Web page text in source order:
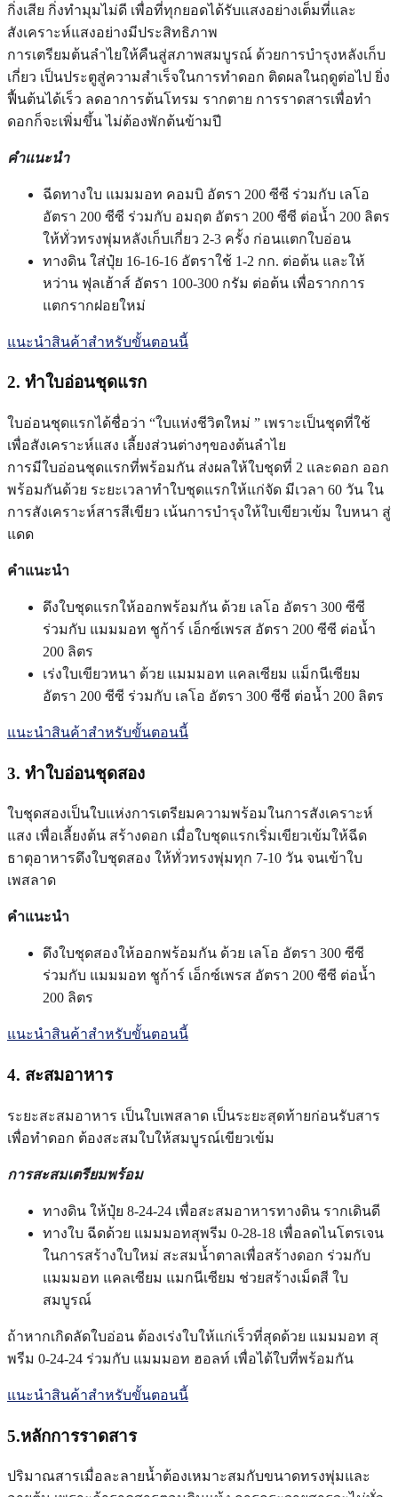
กิ่งเสีย กิ่งทำมุมไม่ดี เพื่อที่ทุกยอดได้รับแสงอย่างเต็มที่และ
สังเคราะห์แสงอย่างมีประสิทธิภาพ
การเตรียมต้นลำไยให้คืนสู่สภาพสมบูรณ์ ด้วยการบำรุงหลังเก็บ
เกี่ยว เป็นประตูสู่ความสำเร็จในการทำดอก ติดผลในฤดูต่อไป ยิ่ง
ฟื้นต้นได้เร็ว ลดอาการต้นโทรม รากตาย การราดสารเพื่อทำ
ดอกก็จะเพิ่มขึ้น ไม่ต้องพักต้นข้ามปี
คำแนะนำ
ฉีดทางใบ แมมมอท คอมบิ อัตรา 200 ซีซี ร่วมกับ เลโอ
อัตรา 200 ซีซี ร่วมกับ อมฤต อัตรา 200 ซีซี ต่อน้ำ 200 ลิตร
ให้ทั่วทรงพุ่มหลังเก็บเกี่ยว 2-3 ครั้ง ก่อนแตกใบอ่อน
ทางดิน ใส่ปุ๋ย 16-16-16 อัตราใช้ 1-2 กก. ต่อต้น และให้
หว่าน ฟุลเฮ้าส์ อัตรา 100-300 กรัม ต่อต้น เพื่อรากการ
แตกรากฝอยใหม่
แนะนำสินค้าสำหรับขั้นตอนนี้
2. ทำใบอ่อนชุดแรก
ใบอ่อนชุดแรกได้ชื่อว่า “ใบแห่งชีวิตใหม่ ” เพราะเป็นชุดที่ใช้
เพื่อสังเคราะห์แสง เลี้ยงส่วนต่างๆของต้นลำไย
การมีใบอ่อนชุดแรกที่พร้อมกัน ส่งผลให้ใบชุดที่ 2 และดอก ออก
พร้อมกันด้วย ระยะเวลาทำใบชุดแรกให้แก่จัด มีเวลา 60 วัน ใน
การสังเคราะห์สารสีเขียว เน้นการบำรุงให้ใบเขียวเข้ม ใบหนา สู่
แดด
คำแนะนำ
ดึงใบชุดแรกให้ออกพร้อมกัน ด้วย เลโอ อัตรา 300 ซีซี
ร่วมกับ แมมมอท ชูก้าร์ เอ็กซ์เพรส อัตรา 200 ซีซี ต่อน้ำ
200 ลิตร
เร่งใบเขียวหนา ด้วย แมมมอท แคลเซียม แม็กนีเซียม
อัตรา 200 ซีซี ร่วมกับ เลโอ อัตรา 300 ซีซี ต่อน้ำ 200 ลิตร
แนะนำสินค้าสำหรับขั้นตอนนี้
3. ทำใบอ่อนชุดสอง
ใบชุดสองเป็นใบแห่งการเตรียมความพร้อมในการสังเคราะห์
แสง เพื่อเลี้ยงต้น สร้างดอก เมื่อใบชุดแรกเริ่มเขียวเข้มให้ฉีด
ธาตุอาหารดึงใบชุดสอง ให้ทั่วทรงพุ่มทุก 7-10 วัน จนเข้าใบ
เพสลาด
คำแนะนำ
ดึงใบชุดสองให้ออกพร้อมกัน ด้วย เลโอ อัตรา 300 ซีซี
ร่วมกับ แมมมอท ชูก้าร์ เอ็กซ์เพรส อัตรา 200 ซีซี ต่อน้ำ
200 ลิตร
แนะนำสินค้าสำหรับขั้นตอนนี้
4. สะสมอาหาร
ระยะสะสมอาหาร เป็นใบเพสลาด เป็นระยะสุดท้ายก่อนรับสาร
เพื่อทำดอก ต้องสะสมใบให้สมบูรณ์เขียวเข้ม
การสะสมเตรียมพร้อม
ทางดิน ให้ปุ๋ย 8-24-24 เพื่อสะสมอาหารทางดิน รากเดินดี
ทางใบ ฉีดด้วย แมมมอทสุพรีม 0-28-18 เพื่อลดไนโตรเจน
ในการสร้างใบใหม่ สะสมน้ำตาลเพื่อสร้างดอก ร่วมกับ
แมมมอท แคลเซียม แมกนีเซียม ช่วยสร้างเม็ดสี ใบ
สมบูรณ์
ถ้าหากเกิดลัดใบอ่อน ต้องเร่งใบให้แก่เร็วที่สุดด้วย แมมมอท สุ
พรีม 0-24-24 ร่วมกับ แมมมอท ฮอลท์ เพื่อได้ใบที่พร้อมกัน
แนะนำสินค้าสำหรับขั้นตอนนี้
5.หลักการราดสาร
ปริมาณสารเมื่อละลายน้ำต้องเหมาะสมกับขนาดทรงพุ่มและ